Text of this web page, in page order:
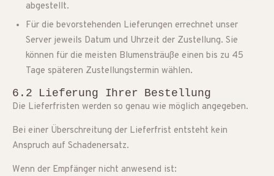
abgestellt.
Für die bevorstehenden Lieferungen errechnet unser
Server jeweils Datum und Uhrzeit der Zustellung. Sie
können für die meisten Blumensträuße einen bis zu 45
Tage späteren Zustellungstermin wählen.
6.2 Lieferung Ihrer Bestellung
Die Lieferfristen werden so genau wie möglich angegeben.
Bei einer Überschreitung der Lieferfrist entsteht kein
Anspruch auf Schadenersatz.
Wenn der Empfänger nicht anwesend ist: